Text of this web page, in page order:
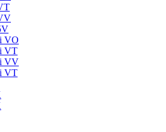
VO
VT
VV
VT